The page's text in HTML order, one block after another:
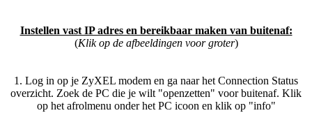
Instellen vast IP adres en bereikbaar maken van buitenaf:
(Klik op de afbeeldingen voor groter)
1. Log in op je ZyXEL modem en ga naar het Connection Status
overzicht. Zoek de PC die je wilt "openzetten" voor buitenaf. Klik
op het afrolmenu onder het PC icoon en klik op "info"